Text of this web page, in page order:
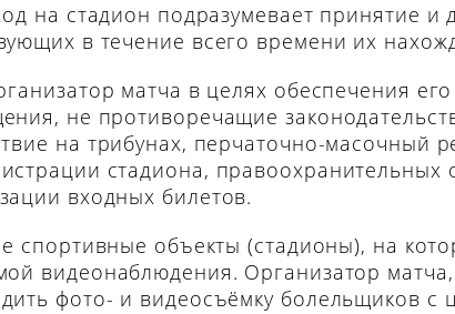
на стадион подразумевает принятие
в течение всего времени их
матча в целях обеспечения
не противоречащие
на трибунах, перчаточно-
стадиона,
входных билетов.
спортивные объекты (стадионы), на
видеонаблюдения. Организатор
фото- и видеосъёмку болельщиков с